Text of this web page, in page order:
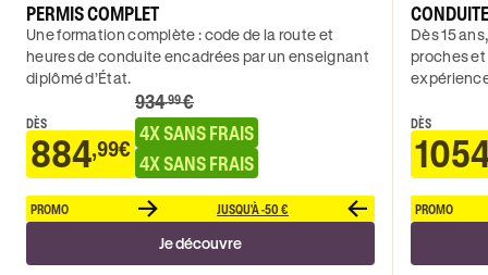
PERMIS COMPLET
Une formation complète : code de la route et
heures de conduite encadrées par un enseignant
diplômé d’État.
DÈS
884,99€
934 .99€
4X SANS FRAIS
4X SANS FRAIS
PROMO JUSQU'À -50 €
Je découvre
Dès 15
proches
DÈS
PROMO